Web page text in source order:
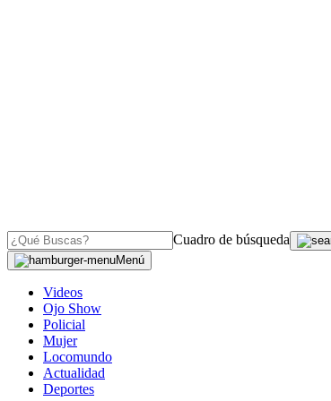
Cuadro de búsqueda
Menú
Videos
Ojo Show
Policial
Mujer
Locomundo
Actualidad
Deportes